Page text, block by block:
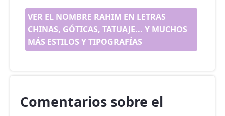
VER EL NOMBRE RAHIM EN LETRAS
CHINAS, GÓTICAS, TATUAJE... Y MUCHOS
MÁS ESTILOS Y TIPOGRAFÍAS
Comentarios sobre el